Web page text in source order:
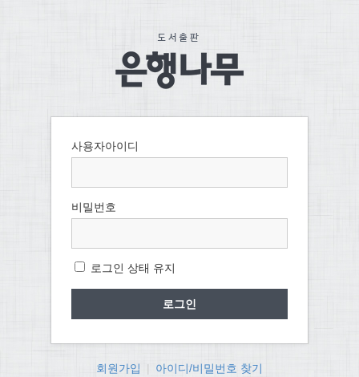
사용자아이디
비밀번호
로그인 상태 유지
회원가입 아이디/비밀번호 찾기